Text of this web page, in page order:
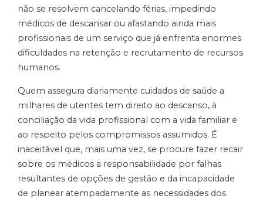
não se resolvem cancelando férias, impedindo
médicos de descansar ou afastando ainda mais
profissionais de um serviço que já enfrenta enormes
dificuldades na retenção e recrutamento de recursos
humanos.
Quem assegura diariamente cuidados de saúde a
milhares de utentes tem direito ao descanso, à
conciliação da vida profissional com a vida familiar e
ao respeito pelos compromissos assumidos. É
inaceitável que, mais uma vez, se procure fazer recair
sobre os médicos a responsabilidade por falhas
resultantes de opções de gestão e da incapacidade
de planear atempadamente as necessidades dos